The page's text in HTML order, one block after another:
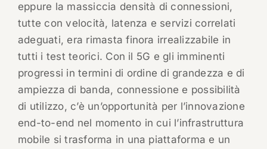
eppure la massiccia densità di connessioni,
tutte con velocità, latenza e servizi correlati
adeguati, era rimasta finora irrealizzabile in
tutti i test teorici. Con il 5G e gli imminenti
progressi in termini di ordine di grandezza e di
ampiezza di banda, connessione e possibilità
di utilizzo, c’è un’opportunità per l’innovazione
end-to-end nel momento in cui l’infrastruttura
mobile si trasforma in una piattaforma e un